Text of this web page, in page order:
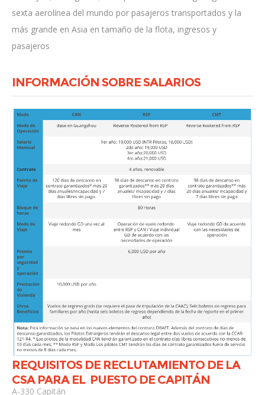
sexta aerolínea del mundo por pasajeros transportados y la
más grande en Asia en tamaño de la flota, ingresos y
pasajeros
INFORMACIÓN SOBRE SALARIOS
REQUISITOS DE RECLUTAMIENTO DE LA
CSA PARA EL PUESTO DE CAPITÁN
A-330 Capitán